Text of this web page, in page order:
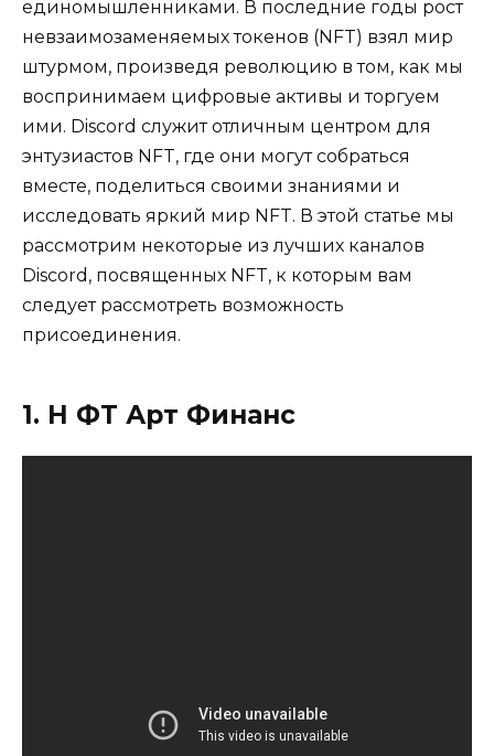
единомышленниками. В последние годы рост
невзаимозаменяемых токенов (NFT) взял мир
штурмом, произведя революцию в том, как мы
воспринимаем цифровые активы и торгуем
ими. Discord служит отличным центром для
энтузиастов NFT, где они могут собраться
вместе, поделиться своими знаниями и
исследовать яркий мир NFT. В этой статье мы
рассмотрим некоторые из лучших каналов
Discord, посвященных NFT, к которым вам
следует рассмотреть возможность
присоединения.
1. Н ФТ Арт Финанс